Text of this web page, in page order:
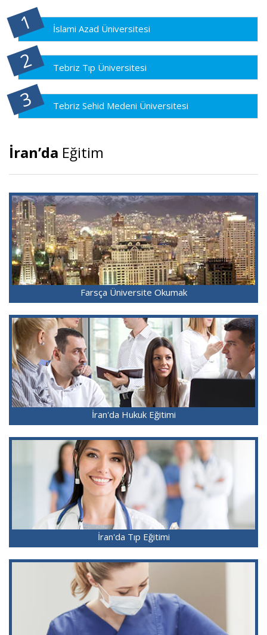
İslami Azad Üniversitesi
Tebriz Tıp Üniversitesi
Tebriz Sehid Medeni Üniversitesi
İran’da Eğitim
Farsça Üniversite Okumak
İran'da Hukuk Eğitimi
İran'da Tıp Eğitimi